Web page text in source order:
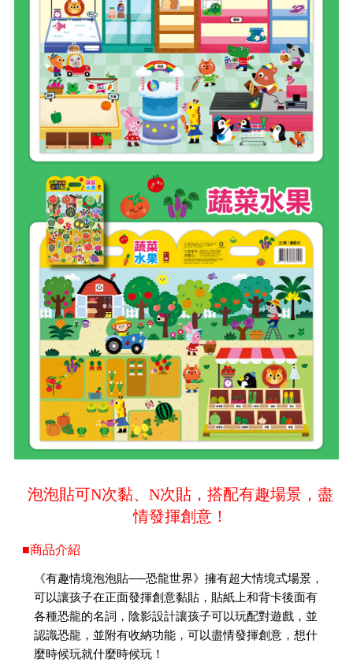
泡泡貼可N次黏、N次貼，搭配有趣場景，盡
情發揮創意！
■商品介紹
《有趣情境泡泡貼──恐龍世界》擁有超大情境式場景，
可以讓孩子在正面發揮創意黏貼，貼紙上和背卡後面有
各種恐龍的名詞，陰影設計讓孩子可以玩配對遊戲，並
認識恐龍，並附有收納功能，可以盡情發揮創意，想什
麼時候玩就什麼時候玩！